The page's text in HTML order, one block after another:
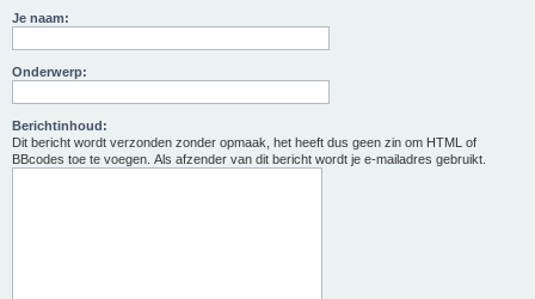
Je naam:
Onderwerp:
Berichtinhoud:
Dit bericht wordt verzonden zonder opmaak, het heeft dus geen zin om HTML of
BBcodes toe te voegen. Als afzender van dit bericht wordt je e-mailadres gebruikt.